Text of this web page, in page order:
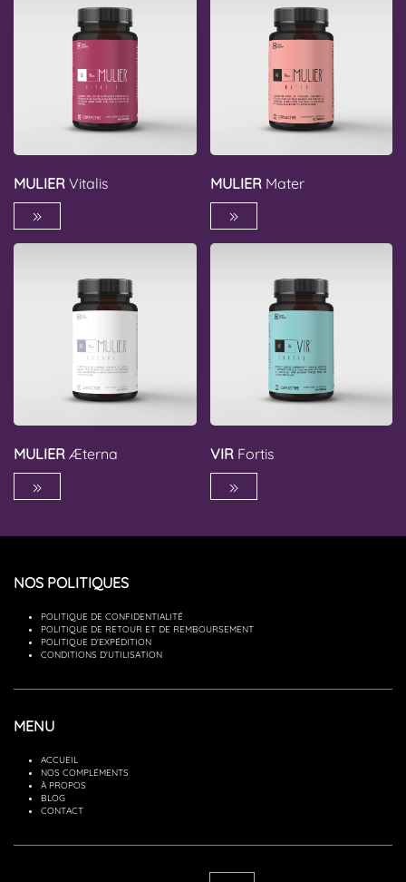
MULIER Vitalis MULIERMater
MULIER Æterna VIRFortis
NOS POLITIQUES
POLITIQUE DE CONFIDENTIALITÉ
POLITIQUE DE RETOUR ET DE REMBOURSEMENT
POLITIQUE D'EXPÉDITION
CONDITIONS D'UTILISATION
MENU
ACCUEIL
NOS COMPLÉMENTS
À PROPOS
BLOG
CONTACT